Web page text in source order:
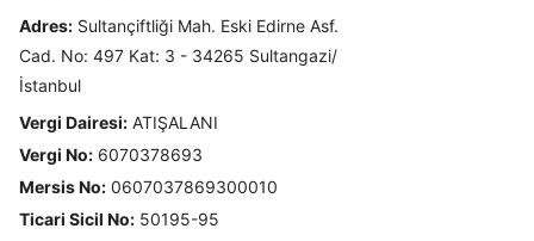
Adres: Sultançiftliği Mah. Eski Edirne Asf.
Cad. No: 497 Kat: 3 - 34265 Sultangazi/
İstanbul
Vergi Dairesi: ATIŞALANI
Vergi No: 6070378693
Mersis No: 0607037869300010
Ticari Sicil No: 50195-95